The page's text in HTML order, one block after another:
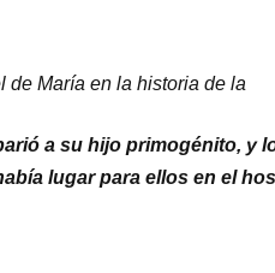
de María en la historia de la
a su hijo primogénito, y
lugar para ellos en el